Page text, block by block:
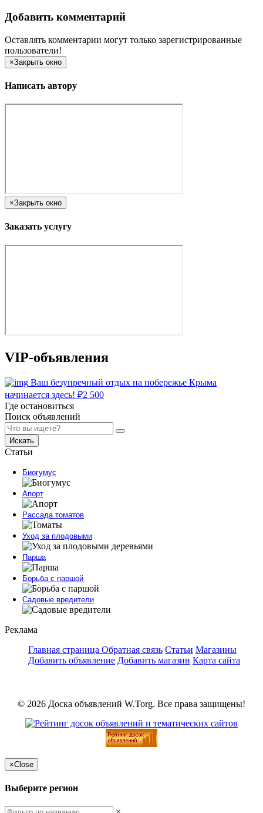
Добавить комментарий
Оставлять комментарии могут только зарегистрированные
пользователи!
×Закрыть окно
Написать автору
×Закрыть окно
Заказать услугу
VIP-объявления
Ваш безупречный отдых на побережье Крыма
начинается здесь! ₽2 500
Где остановиться
Поиск объявлений
Искать
Статьи
Биогумус
Апорт
Рассада томатов
Уход за плодовыми
Парша
Борьба с паршой
Садовые вредители
Реклама
Главная страница Обратная связь Статьи Магазины
Добавить объявление Добавить магазин Карта сайта
© 2026 Доска объявлений W.Torg. Все права защищены!
×Close
Выберите регион